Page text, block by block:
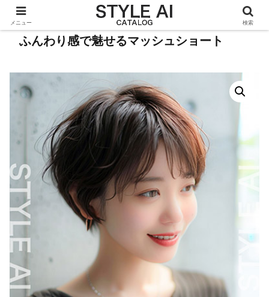
ふんわり感で魅せるマッシュショート
メニュー 検索